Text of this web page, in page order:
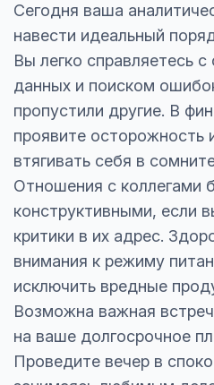
Сегодня ваша
навести идеальный
Вы легко справляетесь
данных и поиском
пропустили другие. В
проявите осторожность
втягивать себя в
Отношения с коллегами
конструктивными, если
критики в их адрес.
внимания к режиму
исключить вредные
Возможна важная
на ваше долгосрочное
Проведите вечер в